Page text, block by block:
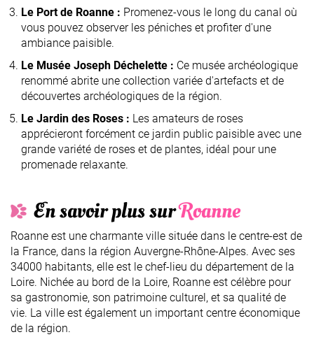
Le Port de Roanne : Promenez-vous le long du canal où
vous pouvez observer les péniches et profiter d'une
ambiance paisible.
Le Musée Joseph Déchelette : Ce musée archéologique
renommé abrite une collection variée d'artefacts et de
découvertes archéologiques de la région.
Le Jardin des Roses : Les amateurs de roses
apprécieront forcément ce jardin public paisible avec une
grande variété de roses et de plantes, idéal pour une
promenade relaxante.
En savoir plus surRoanne
Roanne est une charmante ville située dans le centre-est de
la France, dans la région Auvergne-Rhône-Alpes. Avec ses
34000 habitants, elle est le chef-lieu du département de la
Loire. Nichée au bord de la Loire, Roanne est célèbre pour
sa gastronomie, son patrimoine culturel, et sa qualité de
vie. La ville est également un important centre économique
de la région.